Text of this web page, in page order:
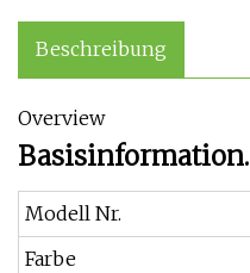
Beschreibung
Overview
Basisinformation.
Modell Nr.
Farbe